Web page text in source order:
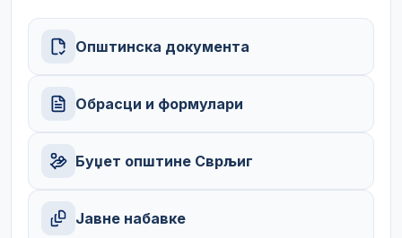
Општинска документа
Обрасци и формулари
Буџет општине Сврљиг
Јавне набавке